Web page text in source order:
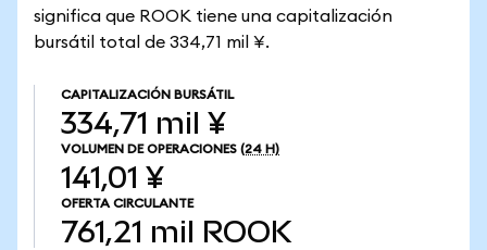
significa que ROOK tiene una capitalización
bursátil total de 334,71 mil ¥.
CAPITALIZACIÓN BURSÁTIL
334,71 mil ¥
VOLUMEN DE OPERACIONES (24 H)
141,01 ¥
OFERTA CIRCULANTE
761,21 mil ROOK